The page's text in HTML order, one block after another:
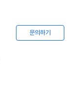
문의하기